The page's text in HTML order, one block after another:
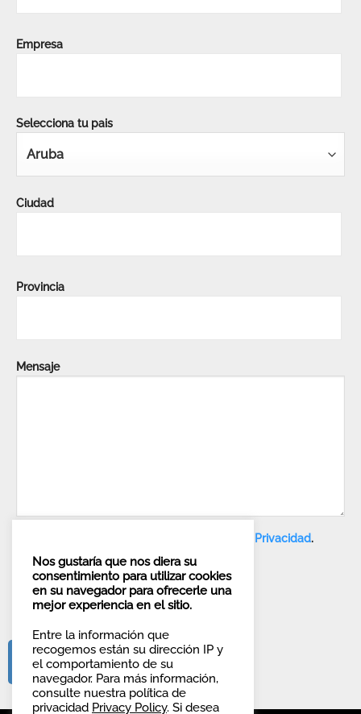
Empresa
Selecciona tu pais
Ciudad
Provincia
Mensaje
Privacidad.
No deseo inscribirme a la Newsletter.
Nos gustaría que nos diera su
consentimiento para utilizar cookies
en su navegador para ofrecerle una
mejor experiencia en el sitio.
Entre la información que
recogemos están su dirección IP y
el comportamiento de su
navegador. Para más información,
consulte nuestra política de
privacidad Privacy Policy. Si desea